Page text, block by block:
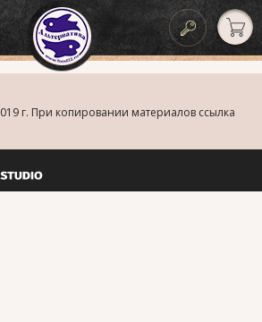
г. При копировании материалов ссылка